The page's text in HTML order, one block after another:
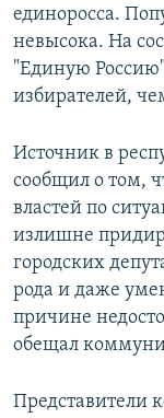
единоросса.
невысока. На
"Единую
избирателей,
Источник в
сообщил о том,
властей по
излишне
городских
рода и даже
причине
обещал
Представители